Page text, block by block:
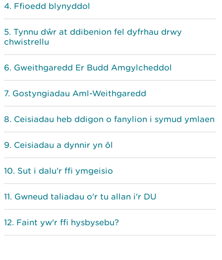
Ffioedd blynyddol
Tynnu dŵr at ddibenion fel dyfrhau drwy
chwistrellu
Gweithgaredd Er Budd Amgylcheddol
Gostyngiadau Aml-Weithgaredd
Ceisiadau heb ddigon o fanylion i symud ymlaen
Ceisiadau a dynnir yn ôl
Sut i dalu'r ffi ymgeisio
Gwneud taliadau o'r tu allan i'r DU
Faint yw'r ffi hysbysebu?